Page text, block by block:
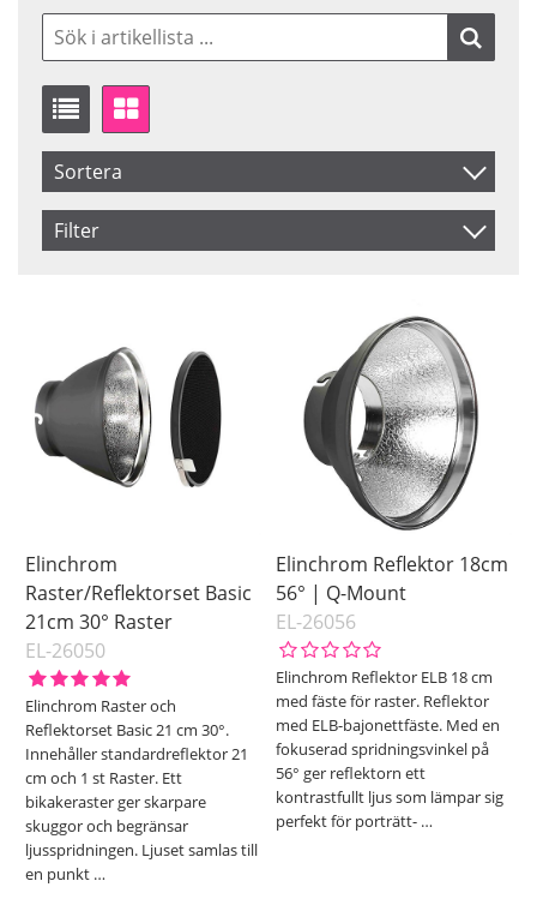
Sortera
Artikelkod
Filter
Pris
Beställd
Elinchrom
Raster/Reflektorset Basic
21cm 30° Raster
EL-26050
Elinchrom Raster och
Reflektorset Basic 21 cm 30°.
Innehåller standardreflektor 21
cm och 1 st Raster. Ett
bikakeraster ger skarpare
skuggor och begränsar
ljusspridningen. Ljuset samlas till
en punkt …
Elinchrom Reflektor 18cm
56° | Q-Mount
EL-26056
Elinchrom Reflektor ELB 18 cm
med fäste för raster. Reflektor
med ELB-bajonettfäste. Med en
fokuserad spridningsvinkel på
56° ger reflektorn ett
kontrastfullt ljus som lämpar sig
perfekt för porträtt- …